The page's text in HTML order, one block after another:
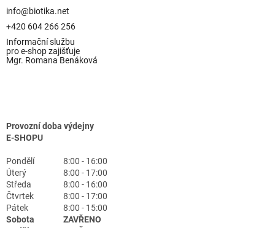
info@biotika.net
+420 604 266 256
Informační službu
pro e-shop zajišťuje
Mgr. Romana Benáková
Provozní doba výdejny
E-SHOPU
Pondělí
8:00 - 16:00
Úterý
8:00 - 17:00
Středa
8:00 - 16:00
Čtvrtek
8:00 - 17:00
Pátek
8:00 - 15:00
Sobota
ZAVŘENO